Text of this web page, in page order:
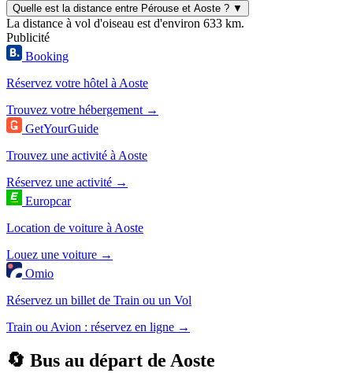
Quelle est la distance entre Pérouse et Aoste ? ▼
La distance à vol d'oiseau est d'environ 633 km.
Publicité
Booking
Réservez votre hôtel à Aoste
Trouvez votre hébergement →
GetYourGuide
Trouvez une activité à Aoste
Réservez une activité →
Europcar
Location de voiture à Aoste
Louez une voiture →
Omio
Réservez un billet de Train ou un Vol
Train ou Avion : réservez en ligne →
🔄 Bus au départ de Aoste